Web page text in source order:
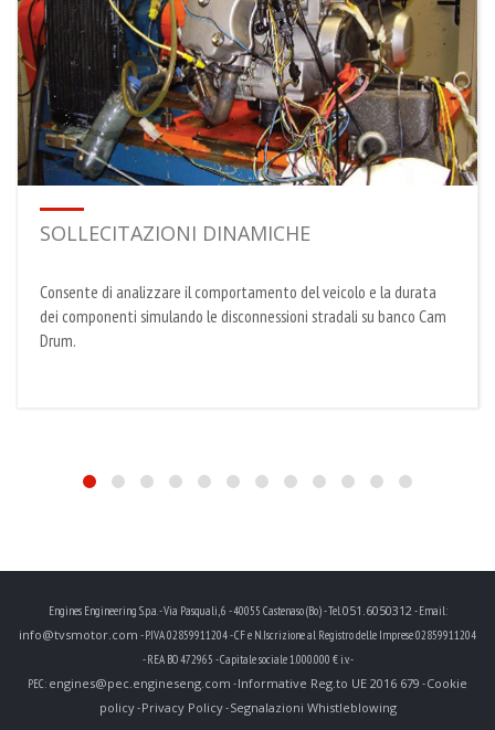
SOLLECITAZIONI DINAMICHE
Consente di analizzare il comportamento del veicolo e la durata
dei componenti simulando le disconnessioni stradali su banco Cam
Drum.
Engines Engineering S.p.a. - Via Pasquali, 6 - 40055 Castenaso (Bo) - Tel. 051.6050312 - Email:
info@tvsmotor.com - P.IVA 02859911204 - CF e N.Iscrizione al Registro delle Imprese 02859911204
- REA BO 472965 - Capitale sociale 1.000.000 € i.v. -
PEC: engines@pec.engineseng.com -Informative Reg.to UE 2016 679 -Cookie
policy-Privacy Policy-Segnalazioni Whistleblowing